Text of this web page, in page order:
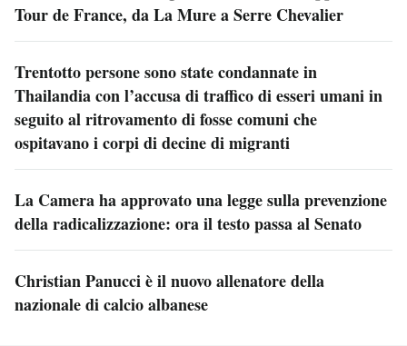
Tour de France, da La Mure a Serre Chevalier
Trentotto persone sono state condannate in
Thailandia con l’accusa di traffico di esseri umani in
seguito al ritrovamento di fosse comuni che
ospitavano i corpi di decine di migranti
La Camera ha approvato una legge sulla prevenzione
della radicalizzazione: ora il testo passa al Senato
Christian Panucci è il nuovo allenatore della
nazionale di calcio albanese